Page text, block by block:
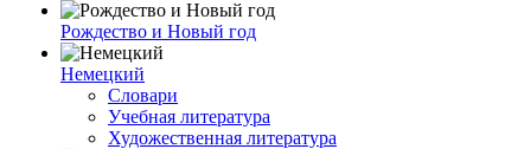
Рождество и Новый год
Немецкий
Словари
Учебная литература
Художественная литература